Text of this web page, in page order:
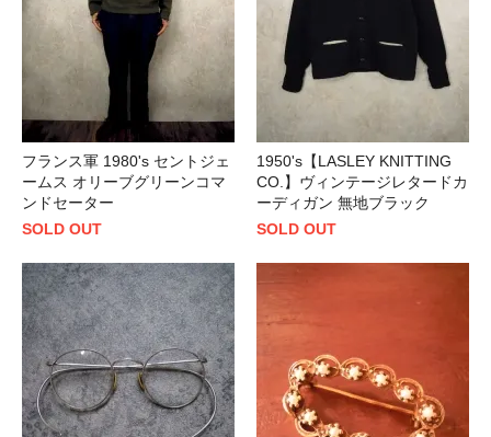
フランス軍 1980's セントジェ
ームス オリーブグリーンコマ
ンドセーター
SOLD OUT
1950's【LASLEY KNITTING
CO.】ヴィンテージレタードカ
ーディガン 無地ブラック
SOLD OUT